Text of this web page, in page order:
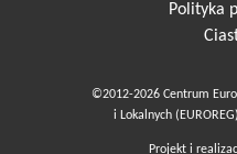
Polityka
©2012-2026 Centrum
i Lokalnych
Projekt i